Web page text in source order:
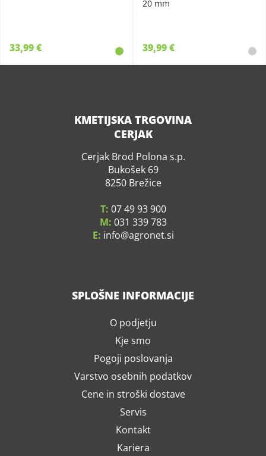
33,99 €
20 mm
39,99 €
KMETIJSKA TRGOVINA
CERJAK
Cerjak Brod Polona s.p.
Bukošek 69
8250 Brežice
T: 07 49 93 900
M: 031 339 783
E: info agronet.si
SPLOŠNE INFORMACIJE
O podjetju
Kje smo
Pogoji poslovanja
Varstvo osebnih podatkov
Cene in stroški dostave
Servis
Kontakt
Kariera